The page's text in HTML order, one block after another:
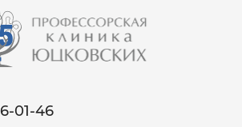
01-46